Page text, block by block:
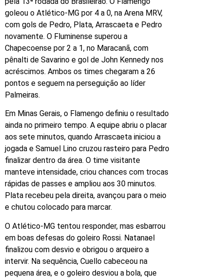
goleou o Atlético-MG por 4 a 0, na Arena MRV,
com gols de Pedro, Plata, Arrascaeta e Pedro
novamente. O Fluminense superou a
Chapecoense por 2 a 1, no Maracanã, com
pênalti de Savarino e gol de John Kennedy nos
acréscimos. Ambos os times chegaram a 26
pontos e seguem na perseguição ao líder
Palmeiras.
Em Minas Gerais, o Flamengo definiu o resultado
ainda no primeiro tempo. A equipe abriu o placar
aos sete minutos, quando Arrascaeta iniciou a
jogada e Samuel Lino cruzou rasteiro para Pedro
finalizar dentro da área. O time visitante
manteve intensidade, criou chances com trocas
rápidas de passes e ampliou aos 30 minutos.
Plata recebeu pela direita, avançou para o meio
e chutou colocado para marcar.
O Atlético-MG tentou responder, mas esbarrou
em boas defesas do goleiro Rossi. Natanael
finalizou com desvio e obrigou o arqueiro a
intervir. Na sequência, Cuello cabeceou na
pequena área, e o goleiro desviou a bola, que